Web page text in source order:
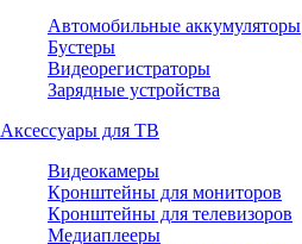
Автомобильные аккумуляторы
Бустеры
Видеорегистраторы
Зарядные устройства
Аксессуары для ТВ
Видеокамеры
Кронштейны для мониторов
Кронштейны для телевизоров
Медиаплееры